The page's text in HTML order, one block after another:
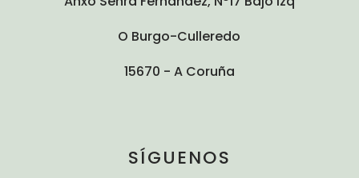
O Burgo-Culleredo
15670 - A Coruña
SÍGUENOS